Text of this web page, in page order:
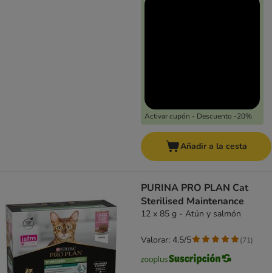
Activar cupón - Descuento -20%
Añadir a la cesta
PURINA PRO PLAN Cat
Sterilised Maintenance
12 x 85 g - Atún y salmón
Valorar: 4.5/5 (71)